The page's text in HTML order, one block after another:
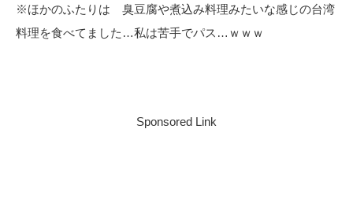
※ほかのふたりは 臭豆腐や煮込み料理みたいな感じの台湾
料理を食べてました…私は苦手でパス…ｗｗｗ
Sponsored Link